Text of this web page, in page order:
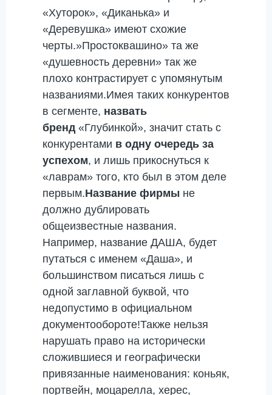
«Хуторок», «Диканька» и
«Деревушка» имеют схожие
черты.»Простоквашино» та же
«душевность деревни» так же
плохо контрастирует с упомянутым
названиями.Имея таких конкурентов
в сегменте, назвать
бренд «Глубинкой», значит стать c
конкурентами в одну очередь за
успехом, и лишь прикоснуться к
«лаврам» того, кто был в этом деле
первым.Название фирмы не
должно дублировать
общеизвестные названия.
Например, название ДАША, будет
путаться с именем «Даша», и
большинством писаться лишь с
одной заглавной буквой, что
недопустимо в официальном
документообороте!Также нельзя
нарушать право на исторически
сложившиеся и географически
привязанные наименования: коньяк,
портвейн, моцарелла, херес,